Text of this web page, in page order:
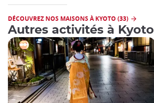
DÉCOUVREZ NOS MAISONS À KYOTO (33)
Autres activités à Kyoto